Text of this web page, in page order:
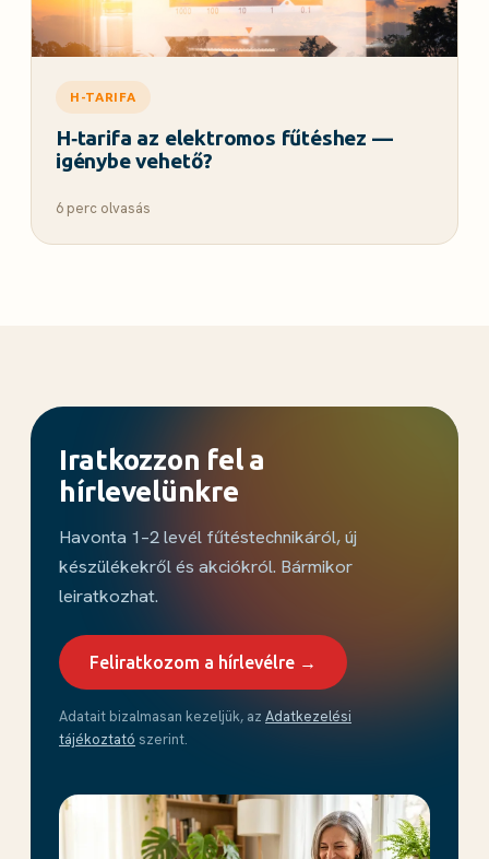
H-TARIFA
H‑tarifa az elektromos fűtéshez —
igénybe vehető?
6 perc olvasás
Iratkozzon fel a
hírlevelünkre
Havonta 1–2 levél fűtéstechnikáról, új
készülékekről és akciókról. Bármikor
leiratkozhat.
Feliratkozom a hírlevélre →
Adatait bizalmasan kezeljük, az Adatkezelési
tájékoztató szerint.